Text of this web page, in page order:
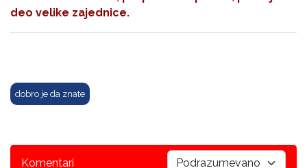
deo velike zajednice.
dobro je da znate
Komentari